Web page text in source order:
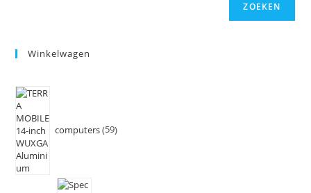
ZOEKEN
Winkelwagen
computers 59